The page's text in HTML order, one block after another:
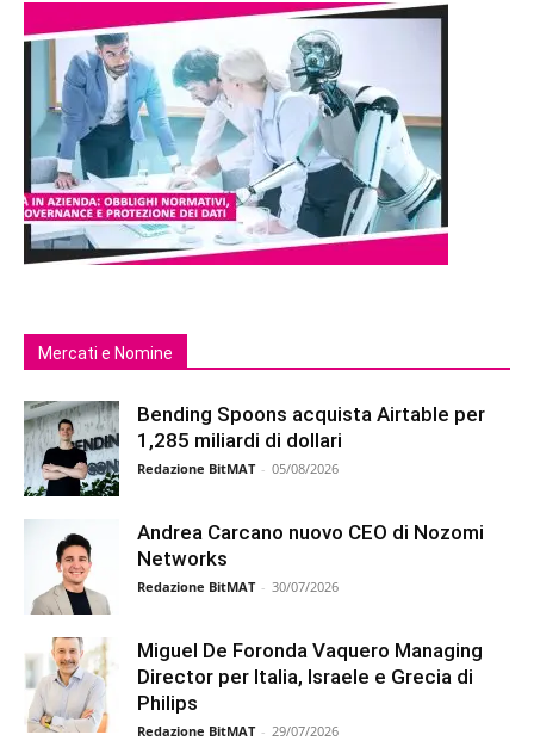
Mercati e Nomine
Bending Spoons acquista Airtable per
1,285 miliardi di dollari
Redazione BitMAT - 05/08/2026
Andrea Carcano nuovo CEO di Nozomi
Networks
Redazione BitMAT - 30/07/2026
Miguel De Foronda Vaquero Managing
Director per Italia, Israele e Grecia di
Philips
Redazione BitMAT - 29/07/2026